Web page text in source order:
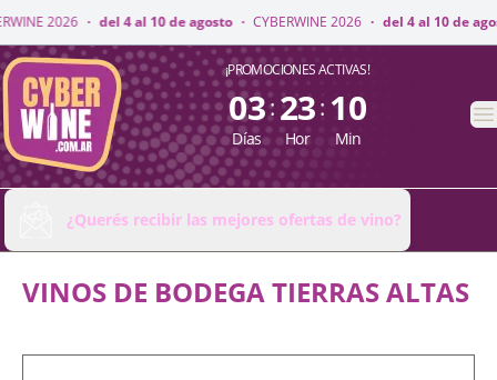
2026 · del 4 al 10 de agosto · CYBERWINE 2026 · del 4 al 10 de agosto
CyberWine ¡PROMOCIONES ACTIVAS!
03
Días
: 23
Hor
: 10
Min
¿Querés recibir las mejores ofertas de vino?
VINOS DE BODEGA TIERRAS ALTAS